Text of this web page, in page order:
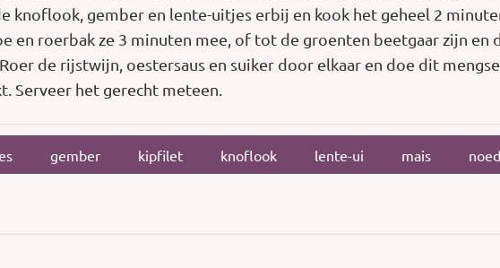
knoflook, gember en lente-uitjes erbij en kook het geheel 2
en roerbak ze 3 minuten mee, of tot de groenten beetgaar zijn en
de rijstwijn, oestersaus en suiker door elkaar en doe dit
Serveer het gerecht meteen.
gember kipfilet knoflook lente-ui mais